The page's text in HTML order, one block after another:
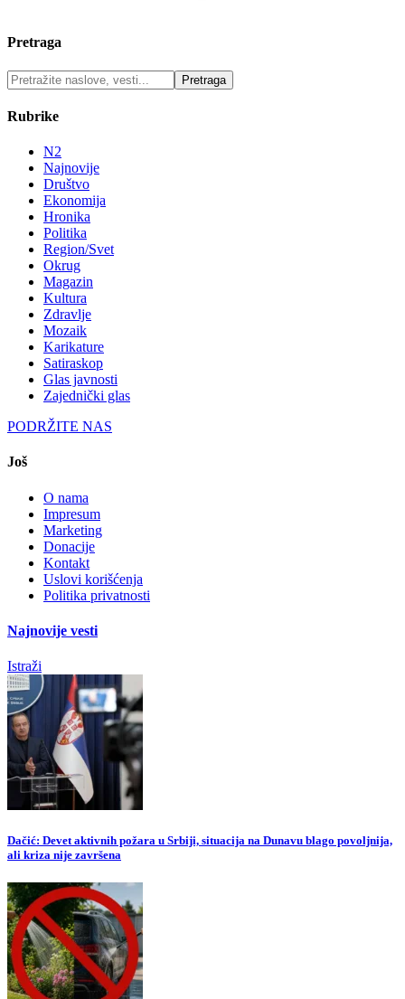
Pretraga
Rubrike
N2
Najnovije
Društvo
Ekonomija
Hronika
Politika
Region/Svet
Okrug
Magazin
Kultura
Zdravlje
Mozaik
Karikature
Satiraskop
Glas javnosti
Zajednički glas
PODRŽITE NAS
Još
O nama
Impresum
Marketing
Donacije
Kontakt
Uslovi korišćenja
Politika privatnosti
Najnovije vesti
Istraži
Dačić: Devet aktivnih požara u Srbiji, situacija na Dunavu blago povoljnija,
ali kriza nije završena